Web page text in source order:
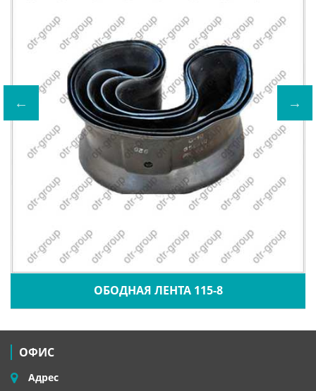
ОБОДНАЯ ЛЕНТА 115-8
ОФИС
Адрес